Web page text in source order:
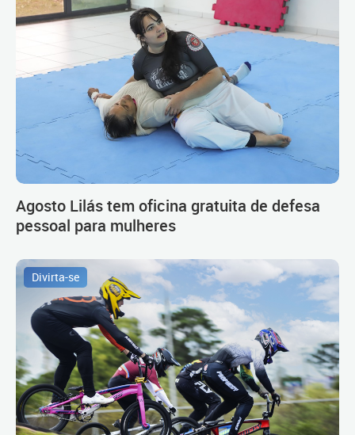
Agosto Lilás tem oficina gratuita de defesa
pessoal para mulheres
Divirta-se